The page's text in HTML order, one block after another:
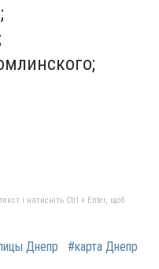
і натисніть Ctrl + Enter, щоб
Днепр
#карта Днепр